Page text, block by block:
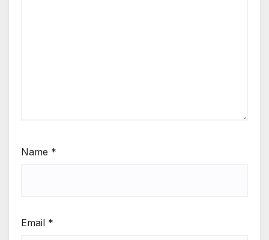
Name *
Email *